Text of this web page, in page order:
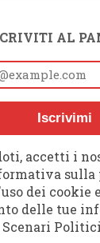
AL
Iscrivimi
accetti i
sulla
dei cookie
delle tue
Scenari Politici